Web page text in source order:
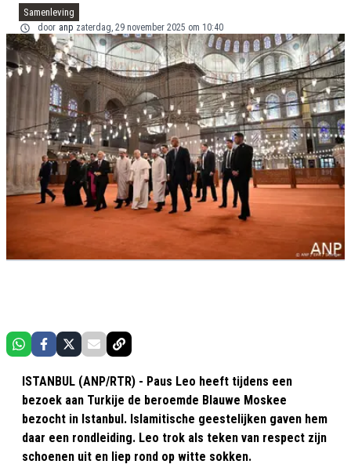
Samenleving
door anp zaterdag, 29 november 2025 om 10:40
ISTANBUL (ANP/RTR) - Paus Leo heeft tijdens een
bezoek aan Turkije de beroemde Blauwe Moskee
bezocht in Istanbul. Islamitische geestelijken gaven hem
daar een rondleiding. Leo trok als teken van respect zijn
schoenen uit en liep rond op witte sokken.